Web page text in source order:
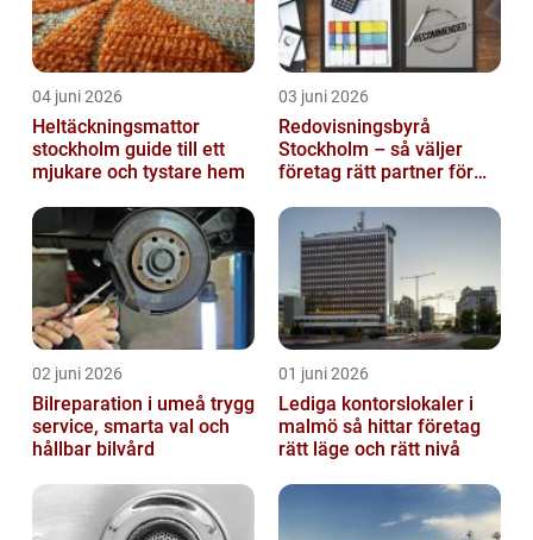
04 juni 2026
Heltäckningsmattor
stockholm guide till ett
mjukare och tystare hem
03 juni 2026
Redovisningsbyrå
Stockholm – så väljer
företag rätt partner för
02 juni 2026
Bilreparation i umeå trygg
service, smarta val och
hållbar bilvård
01 juni 2026
Lediga kontorslokaler i
malmö så hittar företag
rätt läge och rätt nivå